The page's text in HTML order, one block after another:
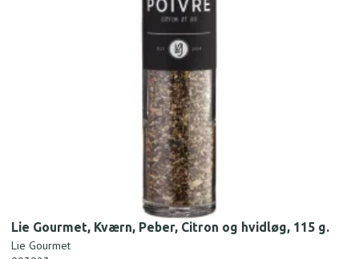
Lie Gourmet, Kværn, Peber, Citron og hvidløg, 115 g.
Lie Gourmet